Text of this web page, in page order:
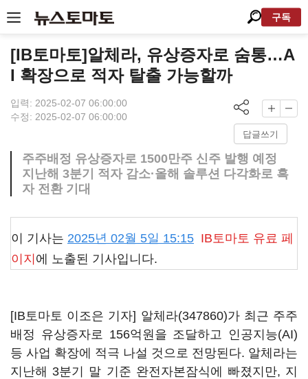
구독
[IB토마토]알체라, 유상증자로 숨통…A
I 확장으로 적자 탈출 가능할까
입력: 2025-02-07 06:00:00
수정: 2025-02-07 06:00:00
답글쓰기
주주배정 유상증자로 1500만주 신주 발행 예정
지난해 3분기 적자 감소·올해 솔루션 다각화로 흑
자 전환 기대
이 기사는 2025년 02월 5일 15:15 IB토마토 유료 페
이지 에 노출된 기사입니다.
[IB토마토 이조은 기자] 알체라(347860)가 최근 주주
배정 유상증자로 156억원을 조달하고 인공지능(AI)
등 사업 확장에 적극 나설 것으로 전망된다. 알체라는
지난해 3분기 말 기준 완전자본잠식에 빠졌지만, 지